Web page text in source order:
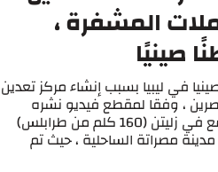
المشفرة ،
50 مواطنا صينيا في ليبيا بسبب إنشاء مركز تعدين
، وفقا لمقطع فيديو نشره
ممثلو الادعاء. تأتي حملة القمع في زليتن (160 كلم من طرابلس)
مصراتة الساحلية ، حيث تم